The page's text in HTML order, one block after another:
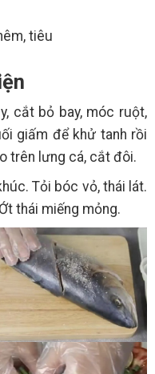
tiêu
cắt bỏ bay, móc ruột,
giấm để khử tanh rồi
trên lưng cá, cắt đôi.
Tỏi bóc vỏ, thái lát.
thái miếng mỏng.